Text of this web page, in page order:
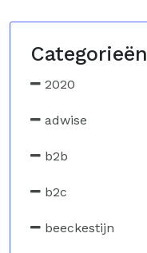
Categorieën
2020
adwise
b2b
b2c
beeckestijn